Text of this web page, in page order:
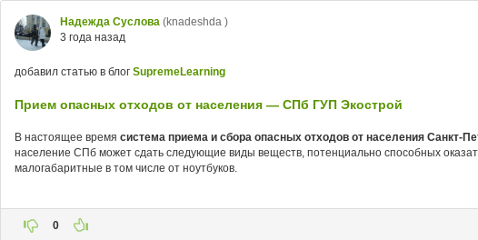
Надежда Суслова (knadeshda )
3 года назад
добавил статью в блог SupremeLearning
Прием опасных отходов от населения — СПб ГУП Экострой
В настоящее время система приема и сбора опасных отходов от населения
население СПб может сдать следующие виды веществ, потенциально способных
малогабаритные в том числе от ноутбуков.
0